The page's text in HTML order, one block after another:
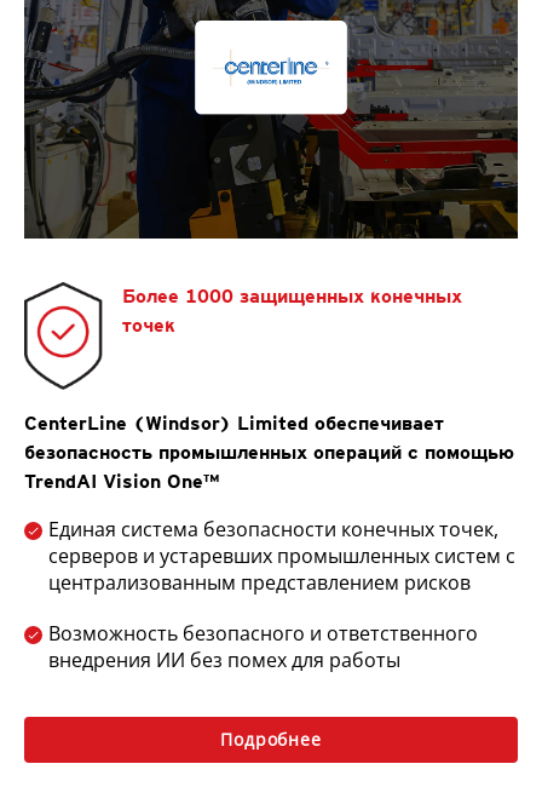
Более 1000 защищенных конечных
точек
CenterLine (Windsor) Limited обеспечивает
безопасность промышленных операций с помощью
TrendAI Vision One™
Единая система безопасности конечных точек,
серверов и устаревших промышленных систем с
централизованным представлением рисков
Возможность безопасного и ответственного
внедрения ИИ без помех для работы
Подробнее